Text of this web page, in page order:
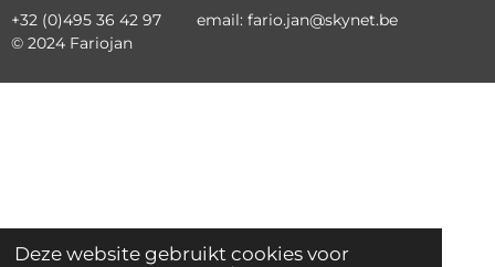
Deze website gebruikt cookies voor
+32 (0)495 36 42 97 email: fario.jan@skynet.be
© 2024 Fariojan